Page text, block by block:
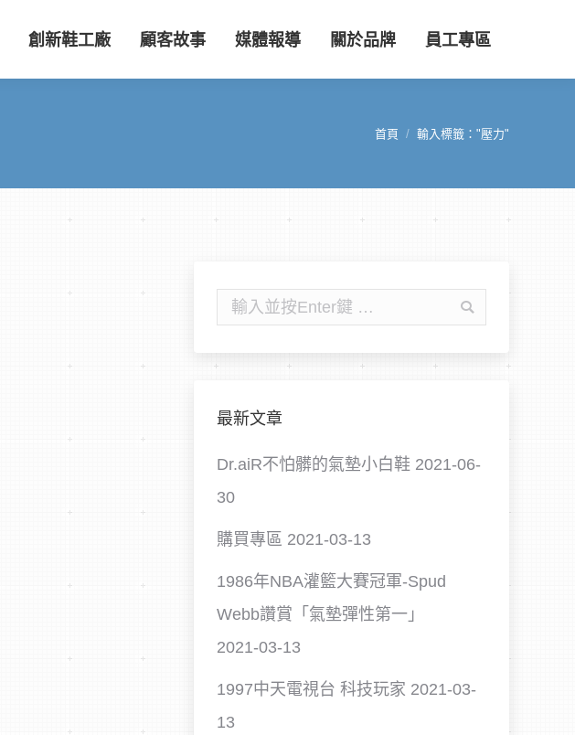
創新鞋工廠 顧客故事 媒體報導 關於品牌 員工專區
您在這裡：
首頁 輸入標籤："壓力"
最新文章
Dr.aiR不怕髒的氣墊小白鞋 2021-06-
30
購買專區 2021-03-13
1986年NBA灌籃大賽冠軍-Spud
Webb讚賞「氣墊彈性第一」
2021-03-13
1997中天電視台 科技玩家 2021-03-
13